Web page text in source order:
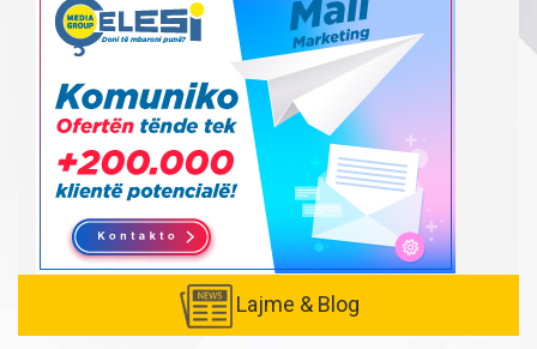
Created withSuperSurvey
Lajme & Blog